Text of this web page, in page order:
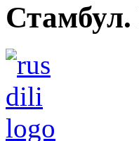
Стамбул.